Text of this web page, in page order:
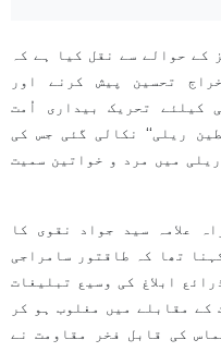
کے حوالے سے نقل کیا ہے کہ
تحسین پیش کرنے اور
کیلئے تحریک بیداری اُمت
ریلی‘‘ نکالی گئی جس كی
میں مرد و خواتین سمیت
علامہ سید جواد نقوی کا
تھا کہ طاقتور سامراجی
ابلاغ کی وسیع تبلیغات
مقابلے میں مغلوب ہو کر
کی قابل فخر مقاومت نے